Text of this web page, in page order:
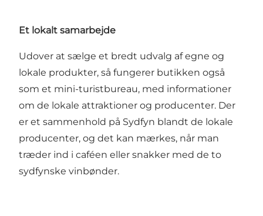
Et lokalt samarbejde
Udover at sælge et bredt udvalg af egne og
lokale produkter, så fungerer butikken også
som et mini-turistbureau, med informationer
om de lokale attraktioner og producenter. Der
er et sammenhold på Sydfyn blandt de lokale
producenter, og det kan mærkes, når man
træder ind i caféen eller snakker med de to
sydfynske vinbønder.